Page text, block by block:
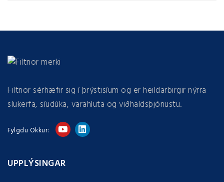
Filtnor sérhæfir sig í þrýstisíum og er heildarbirgir nýrra
síukerfa, síudúka, varahluta og viðhaldsþjónustu.
Fylgdu Okkur:
UPPLÝSINGAR